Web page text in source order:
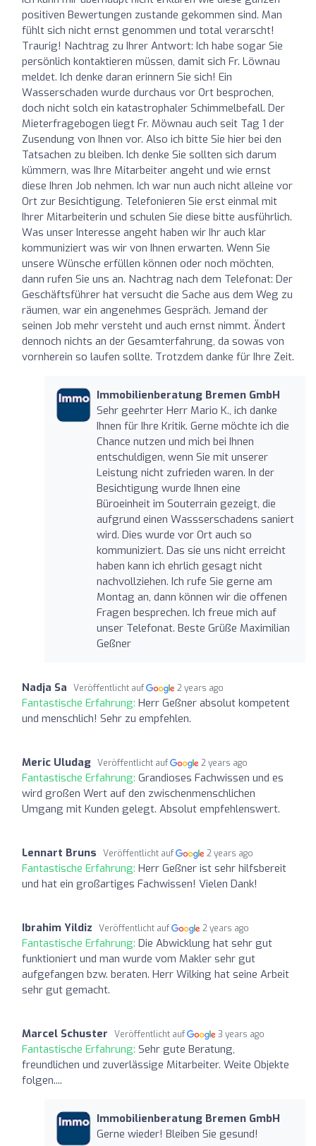
positiven Bewertungen zustande gekommen sind. Man
fühlt sich nicht ernst genommen und total verarscht!
Traurig! Nachtrag zu Ihrer Antwort: Ich habe sogar Sie
persönlich kontaktieren müssen, damit sich Fr. Löwnau
meldet. Ich denke daran erinnern Sie sich! Ein
Wasserschaden wurde durchaus vor Ort besprochen,
doch nicht solch ein katastrophaler Schimmelbefall. Der
Mieterfragebogen liegt Fr. Möwnau auch seit Tag 1 der
Zusendung von Ihnen vor. Also ich bitte Sie hier bei den
Tatsachen zu bleiben. Ich denke Sie sollten sich darum
kümmern, was Ihre Mitarbeiter angeht und wie ernst
diese Ihren Job nehmen. Ich war nun auch nicht alleine vor
Ort zur Besichtigung. Telefonieren Sie erst einmal mit
Ihrer Mitarbeiterin und schulen Sie diese bitte ausführlich.
Was unser Interesse angeht haben wir Ihr auch klar
kommuniziert was wir von Ihnen erwarten. Wenn Sie
unsere Wünsche erfüllen können oder noch möchten,
dann rufen Sie uns an. Nachtrag nach dem Telefonat: Der
Geschäftsführer hat versucht die Sache aus dem Weg zu
räumen, war ein angenehmes Gespräch. Jemand der
seinen Job mehr versteht und auch ernst nimmt. Ändert
dennoch nichts an der Gesamterfahrung, da sowas von
vornherein so laufen sollte. Trotzdem danke für Ihre Zeit.
Immobilienberatung Bremen GmbH
Sehr geehrter Herr Mario K., ich danke
Ihnen für Ihre Kritik. Gerne möchte ich die
Chance nutzen und mich bei Ihnen
entschuldigen, wenn Sie mit unserer
Leistung nicht zufrieden waren. In der
Besichtigung wurde Ihnen eine
Büroeinheit im Souterrain gezeigt, die
aufgrund einen Wassserschadens saniert
wird. Dies wurde vor Ort auch so
kommuniziert. Das sie uns nicht erreicht
haben kann ich ehrlich gesagt nicht
nachvollziehen. Ich rufe Sie gerne am
Montag an, dann können wir die offenen
Fragen besprechen. Ich freue mich auf
unser Telefonat. Beste Grüße Maximilian
Geßner
Nadja Sa Veröffentlicht auf 2 years ago
Fantastische Erfahrung: Herr Geßner absolut kompetent
und menschlich! Sehr zu empfehlen.
Meric Uludag Veröffentlicht auf 2 years ago
Fantastische Erfahrung: Grandioses Fachwissen und es
wird großen Wert auf den zwischenmenschlichen
Umgang mit Kunden gelegt. Absolut empfehlenswert.
Lennart Bruns Veröffentlicht auf 2 years ago
Fantastische Erfahrung: Herr Geßner ist sehr hilfsbereit
und hat ein großartiges Fachwissen! Vielen Dank!
Ibrahim Yildiz Veröffentlicht auf 2 years ago
Fantastische Erfahrung: Die Abwicklung hat sehr gut
funktioniert und man wurde vom Makler sehr gut
aufgefangen bzw. beraten. Herr Wilking hat seine Arbeit
sehr gut gemacht.
Marcel Schuster Veröffentlicht auf 3 years ago
Fantastische Erfahrung: Sehr gute Beratung,
freundlichen und zuverlässige Mitarbeiter. Weite Objekte
folgen....
Immobilienberatung Bremen GmbH
Gerne wieder! Bleiben Sie gesund!